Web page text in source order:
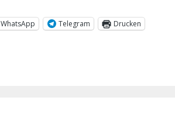
WhatsApp Telegram Drucken